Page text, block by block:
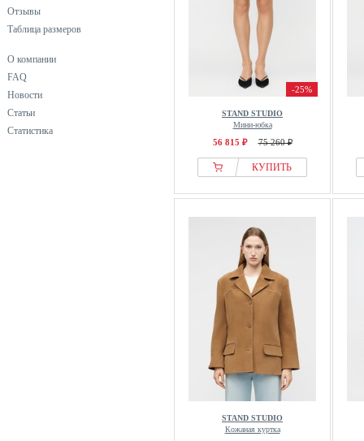
Отзывы
Таблица размеров
О компании
FAQ
Новости
Статьи
Статистика
-25%
STAND STUDIO
Мини-юбка
56 815 ₽ 75 260 ₽
КУПИТЬ
STAND STUDIO
Кожаная куртка